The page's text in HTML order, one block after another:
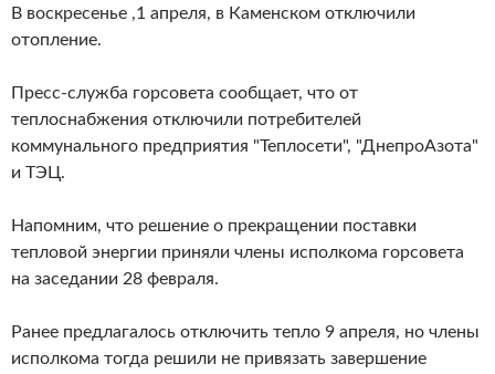
В воскресенье ,1 апреля, в Каменском отключили
отопление.
Пресс-служба горсовета сообщает, что от
теплоснабжения отключили потребителей
коммунального предприятия "Теплосети", "ДнепроАзота"
и ТЭЦ.
Напомним, что решение о прекращении поставки
тепловой энергии приняли члены исполкома горсовета
на заседании 28 февраля.
Ранее предлагалось отключить тепло 9 апреля, но члены
исполкома тогда решили не привязать завершение